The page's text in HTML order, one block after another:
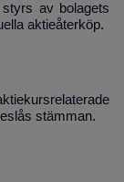
av bolagets
aktieåterköp.
stämman.